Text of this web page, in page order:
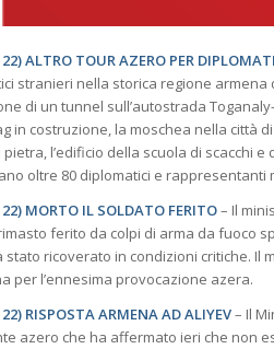
ALTRO TOUR AZERO PER
stranieri nella storica regione armena
di un tunnel sull’autostrada
in costruzione, la moschea nella città
l’edificio della scuola di scacchi
oltre 80 diplomatici e
MORTO IL SOLDATO FERITO– Il
ferito da colpi di arma da fuoco
stato ricoverato in condizioni critiche. Il
per l’ennesima provocazione azera.
RISPOSTA ARMENA AD ALIYEV– Il
azero che ha affermato ieri che non